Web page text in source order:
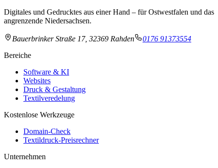
Digitales und Gedrucktes aus einer Hand – für Ostwestfalen und das
angrenzende Niedersachsen.
Bauerbrinker Straße 17, 32369 Rahden
0176 91373554
Bereiche
Software & KI
Websites
Druck & Gestaltung
Textilveredelung
Kostenlose Werkzeuge
Domain-Check
Textildruck-Preisrechner
Unternehmen